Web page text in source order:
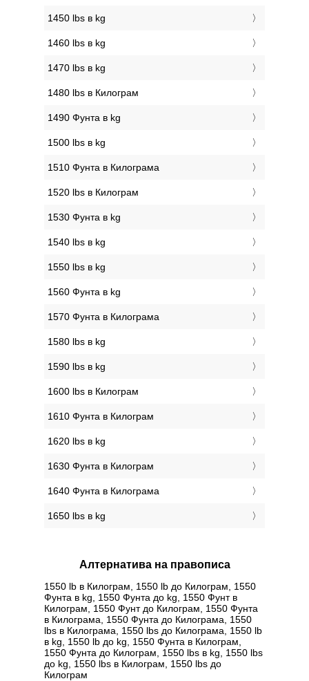
1450 lbs в kg
1460 lbs в kg
1470 lbs в kg
1480 lbs в Килограм
1490 Фунтa в kg
1500 lbs в kg
1510 Фунтa в Килограмa
1520 lbs в Килограм
1530 Фунтa в kg
1540 lbs в kg
1550 lbs в kg
1560 Фунтa в kg
1570 Фунтa в Килограмa
1580 lbs в kg
1590 lbs в kg
1600 lbs в Килограм
1610 Фунтa в Килограм
1620 lbs в kg
1630 Фунтa в Килограм
1640 Фунтa в Килограмa
1650 lbs в kg
Алтернатива на правописа
1550 lb в Килограм, 1550 lb до Килограм, 1550
Фунтa в kg, 1550 Фунтa до kg, 1550 Фунт в
Килограм, 1550 Фунт до Килограм, 1550 Фунтa
в Килограмa, 1550 Фунтa до Килограмa, 1550
lbs в Килограмa, 1550 lbs до Килограмa, 1550 lb
в kg, 1550 lb до kg, 1550 Фунтa в Килограм,
1550 Фунтa до Килограм, 1550 lbs в kg, 1550 lbs
до kg, 1550 lbs в Килограм, 1550 lbs до
Килограм